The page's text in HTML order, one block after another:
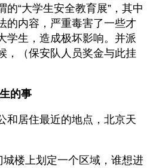
的“大学生安全教育展”，其中
的内容，严重毒害了一些才
学生，造成极坏影响。并派
，（保安队人员奖金与此挂
的事
和居住最近的地点，北京天
城楼上划定一个区域，谁想进